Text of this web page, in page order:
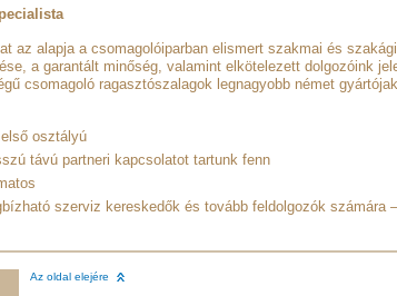
az alapja a csomagolóiparban elismert szakmai és
a garantált minőség, valamint elkötelezett dolgozóink
csomagoló ragasztószalagok legnagyobb német
osztályú
távú partneri kapcsolatot tartunk fenn
szerviz kereskedők és tovább feldolgozók számára
Az oldal elejére